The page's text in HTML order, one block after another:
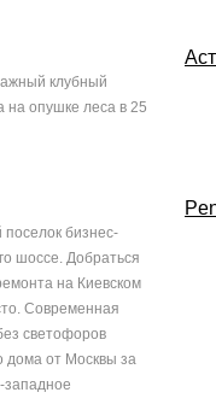
клубный
на опушке леса в 25
бизнес-
шоссе. Добраться
на Киевском
Современная
светофоров
дома от Москвы за